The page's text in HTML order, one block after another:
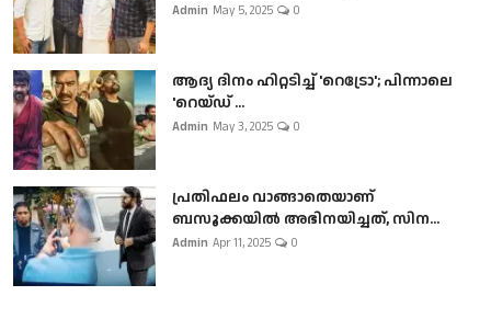
Admin May 5, 2025 0
ആദ്യ ദിനം ഹിറ്റടിച്ച് 'റെട്രോ'; പിന്നാലെ
'റെയ്ഡ് ...
Admin May 3, 2025 0
പ്രതിഫലം വാങ്ങാതെയാണ്
ബസൂക്കയില്‍ അഭിനയിച്ചത്, സിന...
Admin Apr 11, 2025 0